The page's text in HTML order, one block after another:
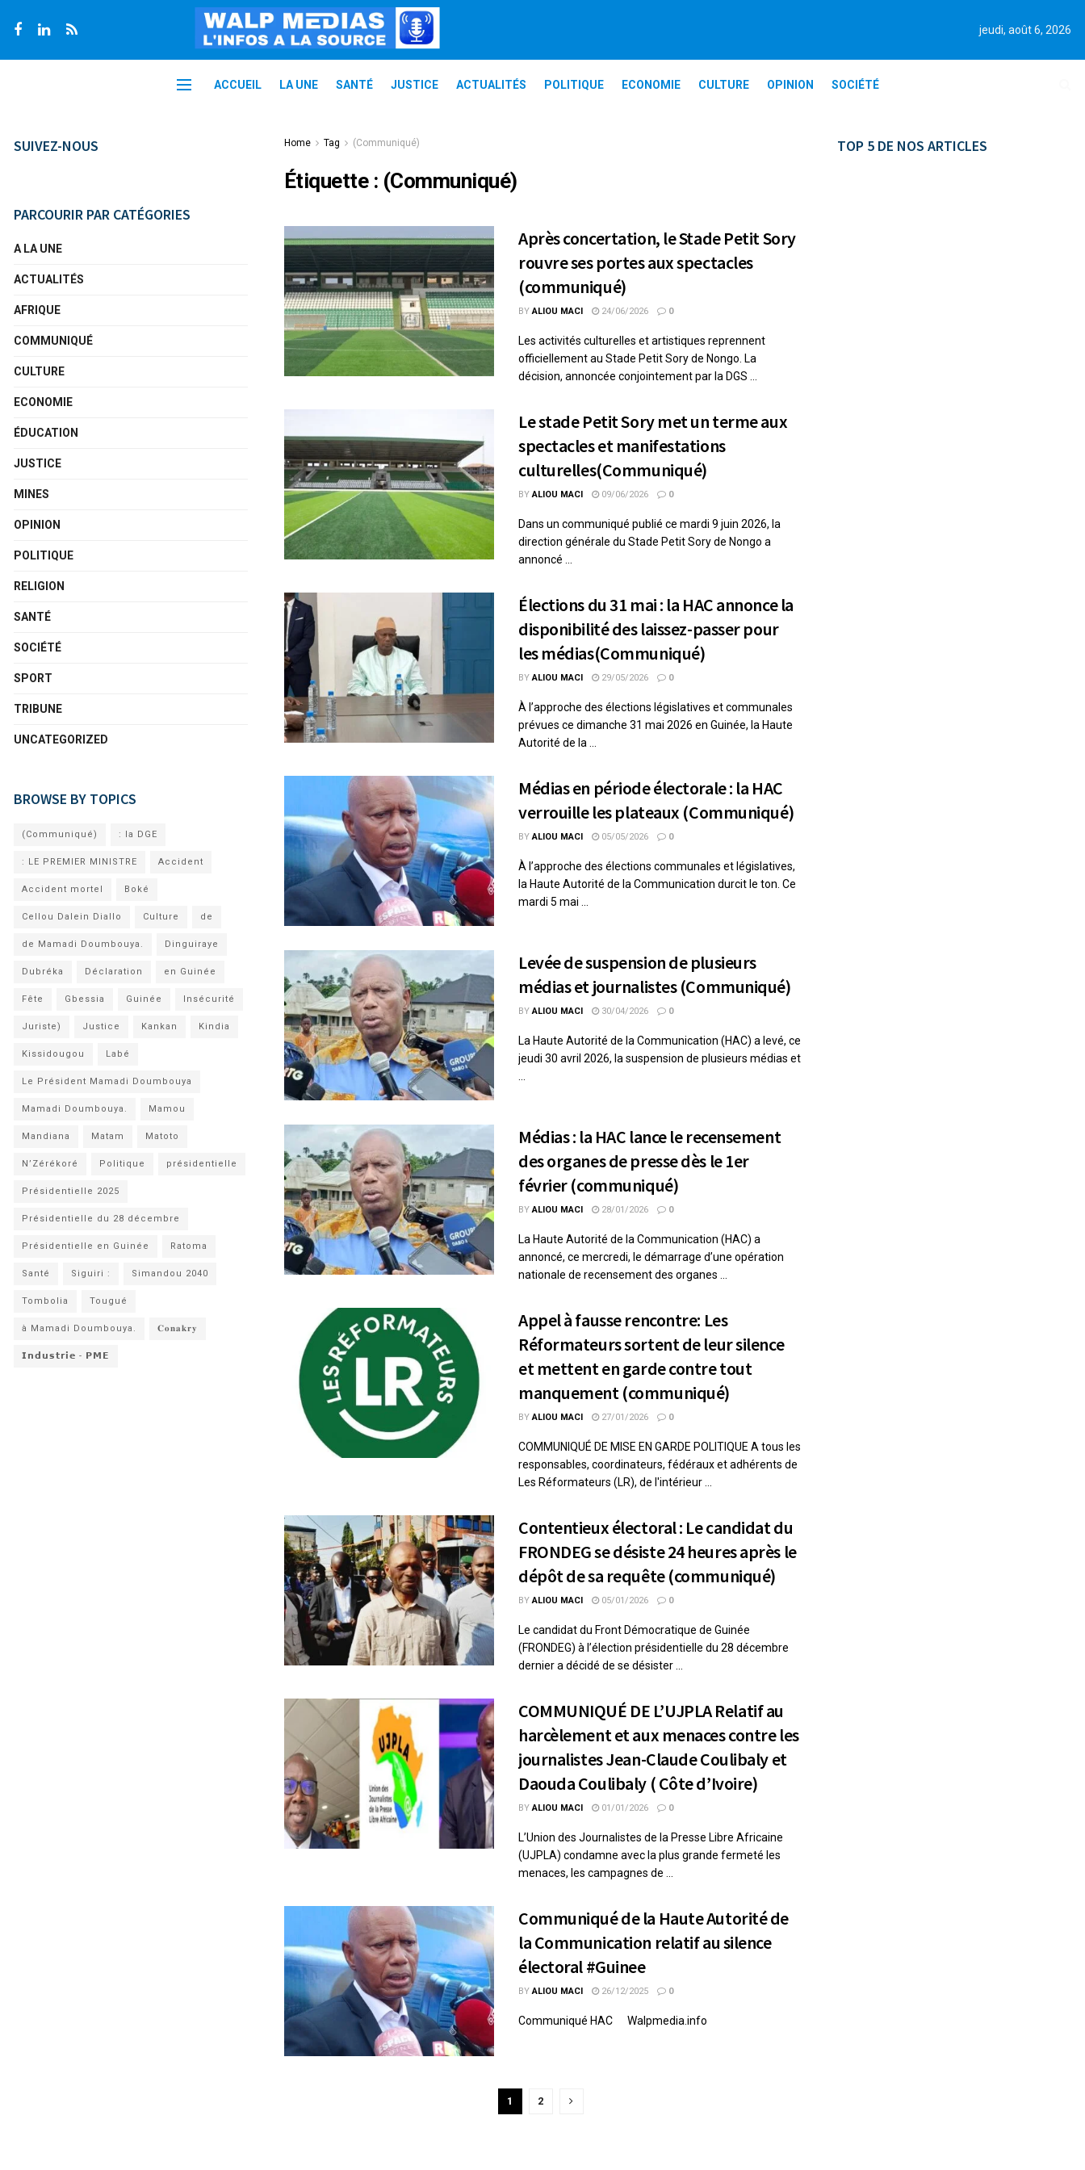
jeudi, août 6, 2026
ACCUEIL LA UNE SANTÉ JUSTICE ACTUALITÉS POLITIQUE ECONOMIE CULTURE OPINION SOCIÉTÉ
Home Tag (Communiqué)
Étiquette : (Communiqué)
Après concertation, le Stade Petit Sory
rouvre ses portes aux spectacles
(communiqué)
BY ALIOU MACI 24/06/2026 0
Les activités culturelles et artistiques reprennent
officiellement au Stade Petit Sory de Nongo. La
décision, annoncée conjointement par la DGS ...
Le stade Petit Sory met un terme aux
spectacles et manifestations
culturelles(Communiqué)
BY ALIOU MACI 09/06/2026 0
Dans un communiqué publié ce mardi 9 juin 2026, la
direction générale du Stade Petit Sory de Nongo a
annoncé ...
Élections du 31 mai : la HAC annonce la
disponibilité des laissez-passer pour
les médias(Communiqué)
BY ALIOU MACI 29/05/2026 0
À l’approche des élections législatives et communales
prévues ce dimanche 31 mai 2026 en Guinée, la Haute
Autorité de la ...
Médias en période électorale : la HAC
verrouille les plateaux (Communiqué)
BY ALIOU MACI 05/05/2026 0
À l’approche des élections communales et législatives,
la Haute Autorité de la Communication durcit le ton. Ce
mardi 5 mai ...
Levée de suspension de plusieurs
médias et journalistes (Communiqué)
BY ALIOU MACI 30/04/2026 0
La Haute Autorité de la Communication (HAC) a levé, ce
jeudi 30 avril 2026, la suspension de plusieurs médias et
Médias : la HAC lance le recensement
des organes de presse dès le 1er
février (communiqué)
BY ALIOU MACI 28/01/2026 0
La Haute Autorité de la Communication (HAC) a
annoncé, ce mercredi, le démarrage d’une opération
nationale de recensement des organes ...
Appel à fausse rencontre: Les
Réformateurs sortent de leur silence
et mettent en garde contre tout
manquement (communiqué)
BY ALIOU MACI 27/01/2026 0
COMMUNIQUÉ DE MISE EN GARDE POLITIQUE A tous les
responsables, coordinateurs, fédéraux et adhérents de
Les Réformateurs (LR), de l'intérieur ...
Contentieux électoral : Le candidat du
FRONDEG se désiste 24 heures après le
dépôt de sa requête (communiqué)
BY ALIOU MACI 05/01/2026 0
Le candidat du Front Démocratique de Guinée
(FRONDEG) à l’élection présidentielle du 28 décembre
dernier a décidé de se désister ...
COMMUNIQUÉ DE L’UJPLA Relatif au
harcèlement et aux menaces contre les
journalistes Jean-Claude Coulibaly et
Daouda Coulibaly ( Côte d’Ivoire)
BY ALIOU MACI 01/01/2026 0
L’Union des Journalistes de la Presse Libre Africaine
(UJPLA) condamne avec la plus grande fermeté les
menaces, les campagnes de ...
Communiqué de la Haute Autorité de
la Communication relatif au silence
électoral #Guinee
BY ALIOU MACI 26/12/2025 0
Communiqué HAC Walpmedia.info
1 2
SUIVEZ-NOUS
PARCOURIR PAR CATÉGORIES
A LA UNE
ACTUALITÉS
AFRIQUE
COMMUNIQUÉ
CULTURE
ECONOMIE
ÉDUCATION
JUSTICE
MINES
OPINION
POLITIQUE
RELIGION
SANTÉ
SOCIÉTÉ
SPORT
TRIBUNE
UNCATEGORIZED
BROWSE BY TOPICS
(Communiqué) : la DGE
: LE PREMIER MINISTRE Accident
Accident mortel Boké
Cellou Dalein Diallo Culture de
de Mamadi Doumbouya. Dinguiraye
Dubréka Déclaration en Guinée
Fête Gbessia Guinée Insécurité
Juriste) Justice Kankan Kindia
Kissidougou Labé
Le Président Mamadi Doumbouya
Mamadi Doumbouya. Mamou
Mandiana Matam Matoto
N’Zérékoré Politique présidentielle
Présidentielle 2025
Présidentielle du 28 décembre
Présidentielle en Guinée Ratoma
Santé Siguiri : Simandou 2040
Tombolia Tougué
à Mamadi Doumbouya. 𝐂𝐨𝐧𝐚𝐤𝐫𝐲
𝗜𝗻𝗱𝘂𝘀𝘁𝗿𝗶𝗲 - 𝗣𝗠𝗘
TOP 5 DE NOS ARTICLES